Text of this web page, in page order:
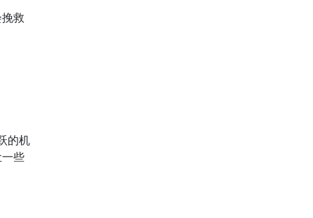
救
的机
些